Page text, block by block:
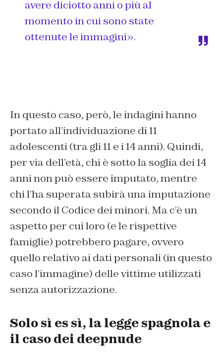
avere diciotto anni o più al
momento in cui sono state
ottenute le immagini».
In questo caso, però, le indagini hanno
portato all’individuazione di 11
adolescenti (tra gli 11 e i 14 anni). Quindi,
per via dell’età, chi è sotto la soglia dei 14
anni non può essere imputato, mentre
chi l’ha superata subirà una imputazione
secondo il Codice dei minori. Ma c’è un
aspetto per cui loro (e le rispettive
famiglie) potrebbero pagare, ovvero
quello relativo ai dati personali (in questo
caso l’immagine) delle vittime utilizzati
senza autorizzazione.
Solo sì es sì, la legge spagnola e
il caso dei deepnude